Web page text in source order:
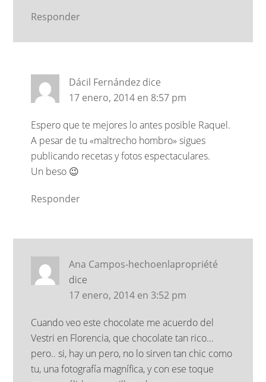
Responder
Dácil Fernández dice
17 enero, 2014 en 8:57 pm
Espero que te mejores lo antes posible Raquel.
A pesar de tu «maltrecho hombro» sigues
publicando recetas y fotos espectaculares.
Un beso 😉
Responder
Ana Campos-hechoenlapropriété
dice
17 enero, 2014 en 3:52 pm
Cuando veo este chocolate me acuerdo del
Vestri en Florencia, que chocolate tan rico…
pero.. si, hay un pero, no lo sirven tan chic como
tu, una fotografía magnífica, y con ese toque